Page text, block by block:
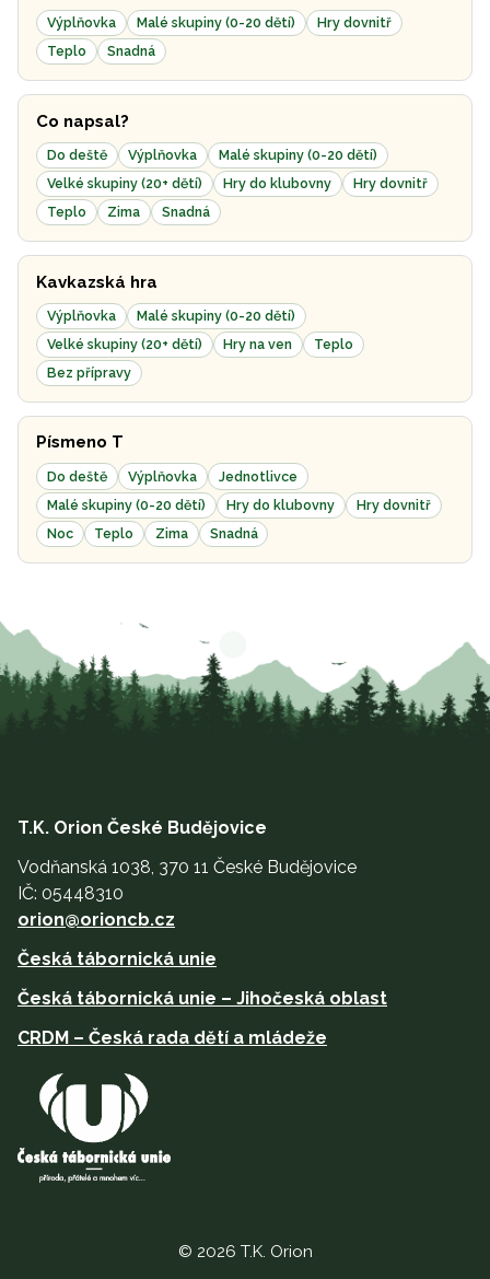
Výplňovka Malé skupiny (0-20 dětí)
Hry dovnitř
Teplo
Snadná
Co napsal?
Do deště Výplňovka
Malé skupiny (0-20 dětí)
Velké skupiny (20+ dětí)
Hry do klubovny
Hry dovnitř
Teplo
Zima Snadná
Kavkazská hra
Výplňovka
Malé skupiny (0-20 dětí)
Velké skupiny (20+ dětí)
Hry na ven
Teplo
Bez přípravy
Písmeno T
Do deště Výplňovka
Jednotlivce
Malé skupiny (0-20 dětí)
Hry do klubovny
Hry dovnitř
Noc
Teplo Zima Snadná
T.K. Orion České Budějovice
Vodňanská 1038, 370 11 České Budějovice
IČ: 05448310
orion@orioncb.cz
Česká tábornická unie
Česká tábornická unie – Jihočeská oblast
CRDM – Česká rada dětí a mládeže
© 2026 T.K. Orion